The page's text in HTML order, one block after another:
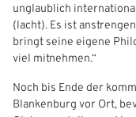
unglaublich
(lacht). Es ist
bringt seine eigene
viel mitnehmen.“
Noch bis Ende der
Blankenburg vor Ort,
IHR LOGIN